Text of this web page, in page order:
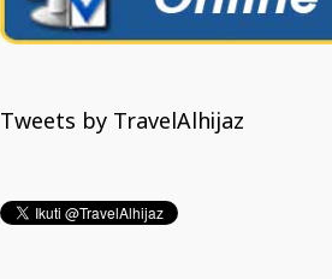
Tweets by TravelAlhijaz